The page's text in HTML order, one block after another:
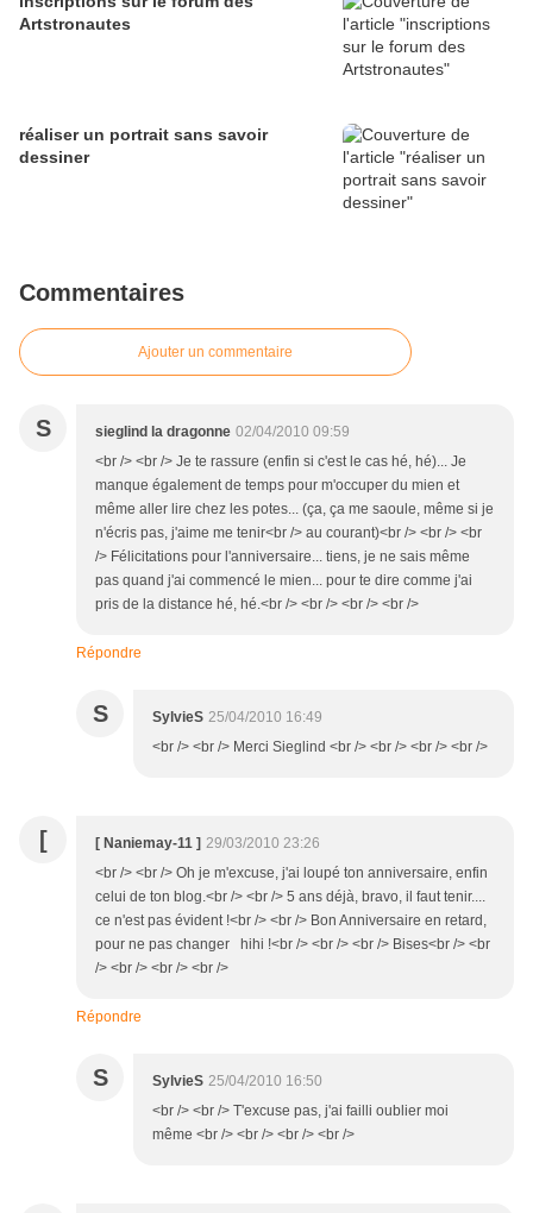
Artstronautes
réaliser un portrait sans savoir
dessiner
Commentaires
Ajouter un commentaire
S sieglind la dragonne 02/04/2010 09:59
<br /> <br /> Je te rassure (enfin si c'est le cas hé, hé)... Je
manque également de temps pour m'occuper du mien et
même aller lire chez les potes... (ça, ça me saoule, même si je
n'écris pas, j'aime me tenir<br /> au courant)<br /> <br /> <br
/> Félicitations pour l'anniversaire... tiens, je ne sais même
pas quand j'ai commencé le mien... pour te dire comme j'ai
pris de la distance hé, hé.<br /> <br /> <br /> <br />
Répondre
S SylvieS 25/04/2010 16:49
<br /> <br /> Merci Sieglind <br /> <br /> <br /> <br />
[ [ Naniemay-11 ] 29/03/2010 23:26
<br /> <br /> Oh je m'excuse, j'ai loupé ton anniversaire, enfin
celui de ton blog.<br /> <br /> 5 ans déjà, bravo, il faut tenir....
ce n'est pas évident !<br /> <br /> Bon Anniversaire en retard,
pour ne pas changer hihi !<br /> <br /> <br /> Bises<br /> <br
/> <br /> <br /> <br />
Répondre
S SylvieS 25/04/2010 16:50
<br /> <br /> T'excuse pas, j'ai failli oublier moi
même <br /> <br /> <br /> <br />